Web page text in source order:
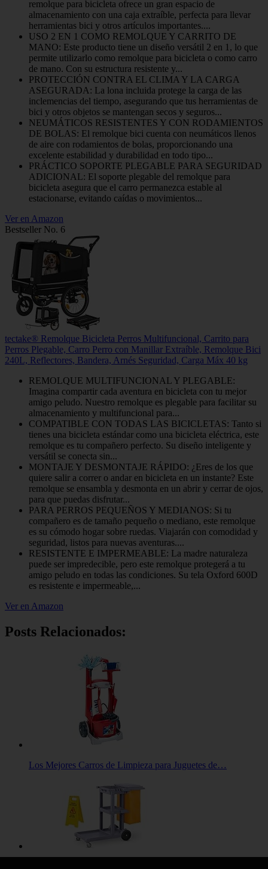
remolque para bicicleta ofrece un gran espacio de
almacenamiento con una caja extraíble, perfecta para llevar
herramientas bici y otros artículos importantes....
USO 2 EN 1 COMO REMOLQUE Y CARRITO DE
MANO: Este producto tiene un diseño versátil 2 en 1, lo que
permite utilizarlo como remolque para bicicleta o como carro
de mano. Con su estructura resistente y...
PROTECCIÓN CONTRA EL CLIMA Y LA CARGA
ASEGURADA: La lona incluida protege la carga de las
inclemencias del tiempo, asegurando que tus herramientas de
bici y otros objetos se mantengan secos y seguros...
NEUMÁTICOS RESISTENTES Y CON RODAMIENTOS
DE BOLAS: El remolque bici cuenta con neumáticos llenos
de aire con rodamientos de bolas, proporcionando una
excelente estabilidad y durabilidad en todo tipo...
PRÁCTICO SOPORTE PLEGABLE PARA SEGURIDAD
ADICIONAL: El soporte plegable del remolque para
bicicleta asegura que el carro permanezca estable al
estacionarse, evitando caídas o movimientos...
Ver en Amazon
Bestseller No. 6
tectake® Remolque Bicicleta Perros Multifuncional, Carrito para
Perros Plegable, Carro Perro con Manillar Extraíble, Remolque Bici
240L, Reflectores, Bandera, Arnés Seguridad, Carga Máx 40 kg
REMOLQUE MULTIFUNCIONAL Y PLEGABLE:
Imagina compartir cada aventura en bicicleta con tu mejor
amigo peludo. Nuestro remolque es plegable para facilitar su
almacenamiento y multifuncional para...
COMPATIBLE CON TODAS LAS BICICLETAS: Tanto si
tienes una bicicleta estándar como una bicicleta eléctrica, este
remolque es tu compañero perfecto. Su diseño inteligente y
versátil se conecta sin...
MONTAJE Y DESMONTAJE RÁPIDO: ¿Eres de los que
quiere salir a correr o andar en bicicleta en un instante? Este
remolque se ensambla y desmonta en un abrir y cerrar de ojos,
para que puedas disfrutar...
PARA PERROS PEQUEÑOS Y MEDIANOS: Si tu
compañero es de tamaño pequeño o mediano, este remolque
es su cómodo hogar sobre ruedas. Viajarán con comodidad y
seguridad, listos para nuevas aventuras....
RESISTENTE E IMPERMEABLE: La madre naturaleza
puede ser impredecible, pero este remolque protegerá a tu
amigo peludo en todas las condiciones. Su tela Oxford 600D
es resistente e impermeable,...
Ver en Amazon
Posts Relacionados:
Los Mejores Carros de Limpieza para Juguetes de…